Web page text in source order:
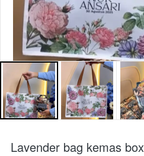
Lavender bag kemas box